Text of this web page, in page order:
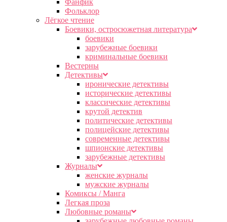
Фанфик
Фольклор
Лёгкое чтение
Боевики, остросюжетная литература
боевики
зарубежные боевики
криминальные боевики
Вестерны
Детективы
иронические детективы
исторические детективы
классические детективы
крутой детектив
политические детективы
полицейские детективы
современные детективы
шпионские детективы
зарубежные детективы
Журналы
женские журналы
мужские журналы
Комиксы / Манга
Легкая проза
Любовные романы